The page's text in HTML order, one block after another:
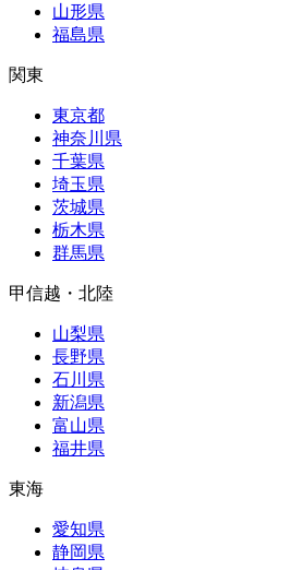
山形県
福島県
関東
東京都
神奈川県
千葉県
埼玉県
茨城県
栃木県
群馬県
甲信越・北陸
山梨県
長野県
石川県
新潟県
富山県
福井県
東海
愛知県
静岡県